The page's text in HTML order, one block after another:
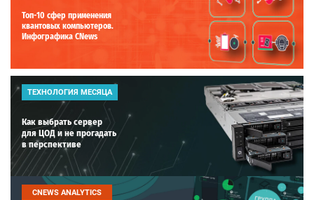
Топ-10 сфер применения
квантовых компьютеров.
Инфографика CNews
ТЕХНОЛОГИЯ МЕСЯЦА
Как выбрать сервер
для ЦОД и не прогадать
в перспективе
CNEWS ANALYTICS